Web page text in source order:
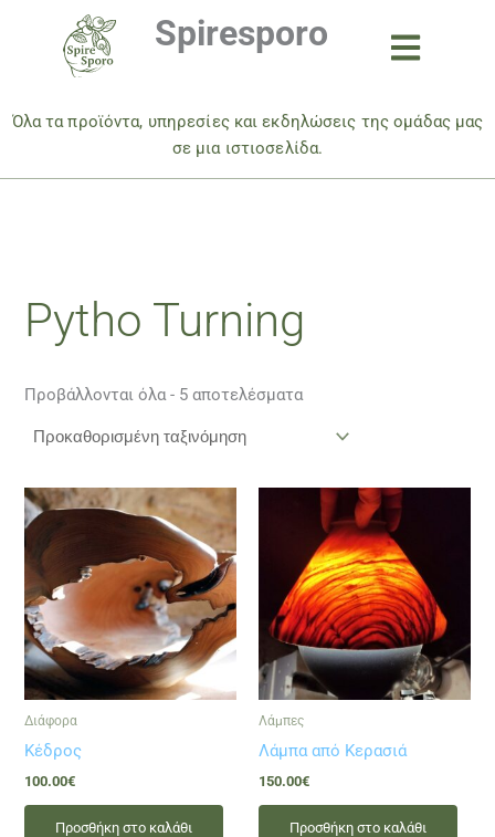
περιεχόμενο
Spiresporo
Όλα τα προϊόντα, υπηρεσίες και εκδηλώσεις της ομάδας μας
σε μια ιστιοσελίδα.
Pytho Turning
Προβάλλονται όλα - 5 αποτελέσματα
Διάφορα
Κέδρος
100.00€
Προσθήκη στο καλάθι
Λάμπες
Λάμπα από Κερασιά
150.00€
Προσθήκη στο καλάθι